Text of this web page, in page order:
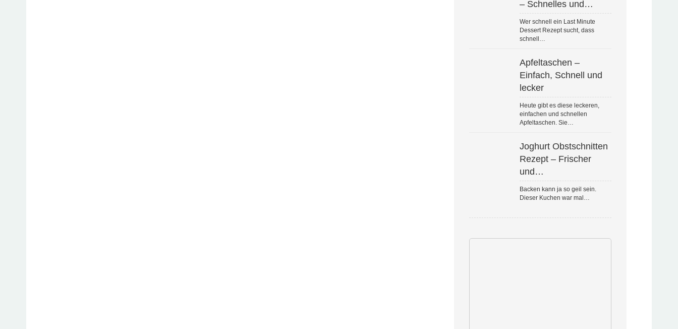
– Schnelles und…
Wer schnell ein Last Minute
Dessert Rezept sucht, dass
schnell…
Apfeltaschen –
Einfach, Schnell und
lecker
Heute gibt es diese leckeren,
einfachen und schnellen
Apfeltaschen. Sie…
Joghurt Obstschnitten
Rezept – Frischer
und…
Backen kann ja so geil sein.
Dieser Kuchen war mal…